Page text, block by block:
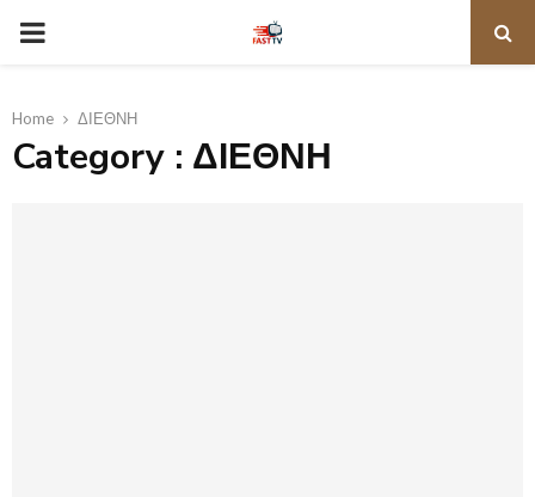
PRIMARY
Home ΔΙΕΘΝΗ
Category : ΔΙΕΘΝΗ